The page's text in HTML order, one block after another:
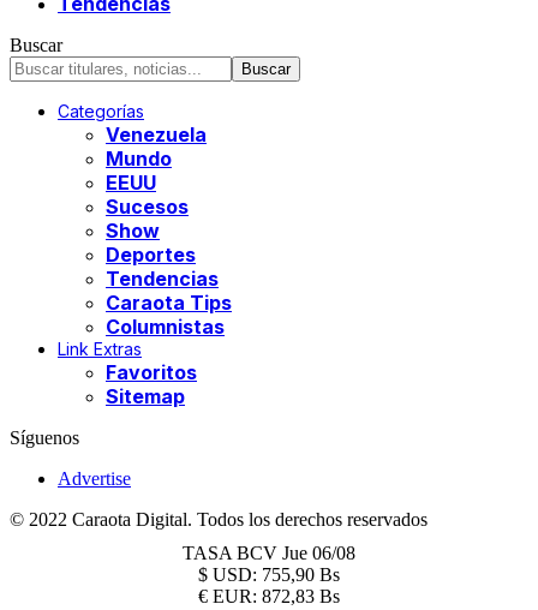
Buscar
Categorías
Venezuela
Mundo
EEUU
Sucesos
Show
Deportes
Tendencias
Caraota Tips
Columnistas
Link Extras
Favoritos
Sitemap
Síguenos
Advertise
© 2022 Caraota Digital. Todos los derechos reservados
TASA BCV Jue 06/08
$ USD: 755,90 Bs
€ EUR: 872,83 Bs